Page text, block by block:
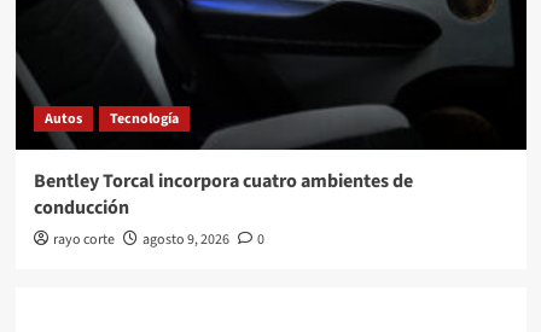
Autos Tecnología
Bentley Torcal incorpora cuatro ambientes de
conducción
rayo corte agosto 9, 2026 0